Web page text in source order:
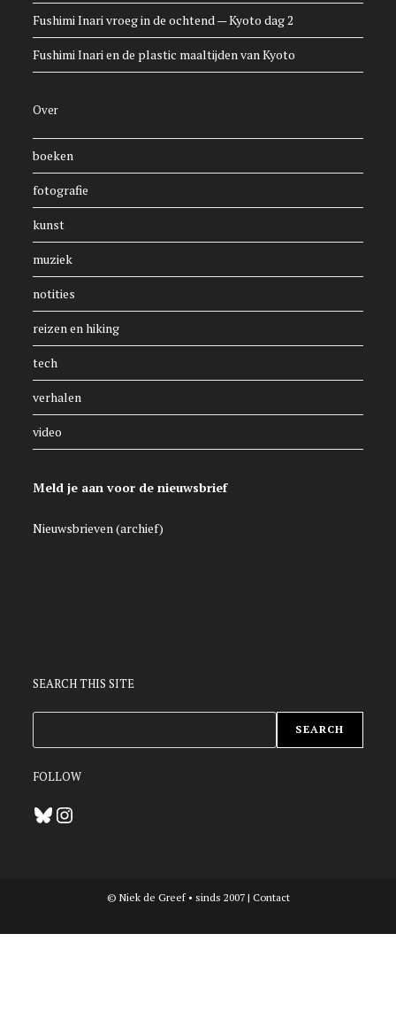
Fushimi Inari vroeg in de ochtend — Kyoto dag 2
Fushimi Inari en de plastic maaltijden van Kyoto
Over
boeken
fotografie
kunst
muziek
notities
reizen en hiking
tech
verhalen
video
Meld je aan voor de nieuwsbrief
Nieuwsbrieven (archief)
SEARCH THIS SITE
SEARCH
FOLLOW
BlueskyInstagram
© Niek de Greef • sinds 2007 | Contact